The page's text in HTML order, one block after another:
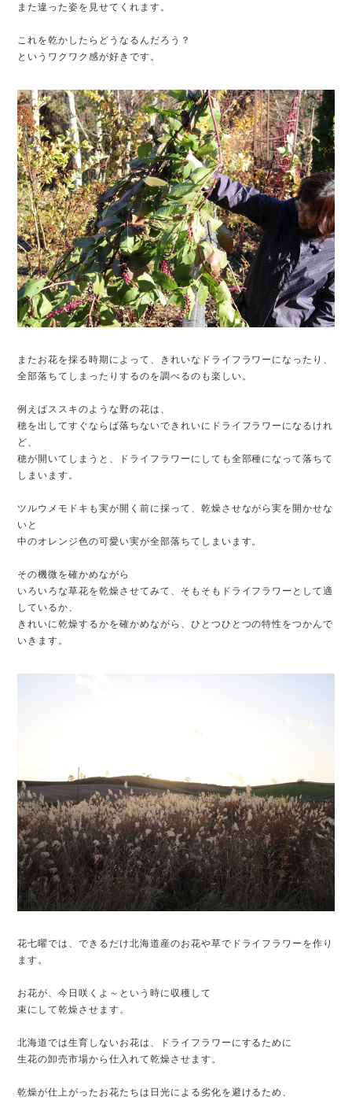
また違った姿を見せてくれます。
これを乾かしたらどうなるんだろう？
というワクワク感が好きです。
またお花を採る時期によって、きれいなドライフラワーになったり、
全部落ちてしまったりするのを調べるのも楽しい。
例えばススキのような野の花は、
穂を出してすぐならば落ちないできれいにドライフラワーになるけれ
ど、
穂が開いてしまうと、ドライフラワーにしても全部種になって落ちて
しまいます。
ツルウメモドキも実が開く前に採って、乾燥させながら実を開かせな
いと
中のオレンジ色の可愛い実が全部落ちてしまいます。
その機微を確かめながら
いろいろな草花を乾燥させてみて、そもそもドライフラワーとして適
しているか、
きれいに乾燥するかを確かめながら、ひとつひとつの特性をつかんで
いきます。
花七曜では、できるだけ北海道産のお花や草でドライフラワーを作り
ます。
お花が、今日咲くよ～という時に収穫して
束にして乾燥させます。
北海道では生育しないお花は、ドライフラワーにするために
生花の卸売市場から仕入れて乾燥させます。
乾燥が仕上がったお花たちは日光による劣化を避けるため、